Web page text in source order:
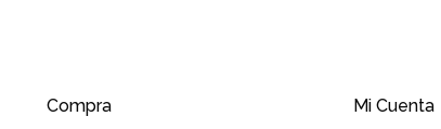
Compra Mi Cuenta